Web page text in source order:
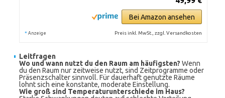
Bei Amazon ansehen
* Anzeige Preis inkl. MwSt., zzgl. Versandkosten
Leitfragen
Wo und wann nutzt du den Raum am häufigsten? Wenn
du den Raum nur zeitweise nutzt, sind Zeitprogramme oder
Präsenzschalter sinnvoll. Für dauerhaft genutzte Räume
lohnt sich eine konstante, moderate Einstellung.
Wie groß sind Temperaturunterschiede im Haus?